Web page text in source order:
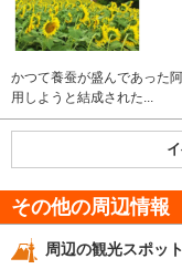
かつて養蚕が盛んであった
用しようと結成された...
その他の周辺情報
周辺の観光スポット